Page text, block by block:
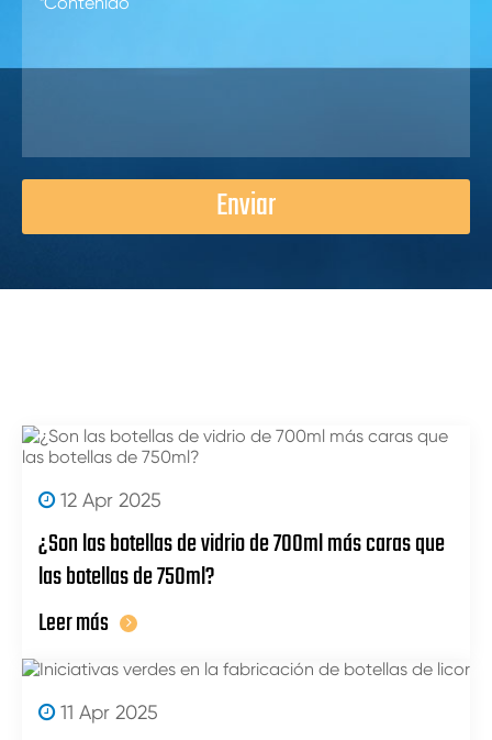
Enviar
12 Apr 2025
¿Son las botellas de vidrio de 700ml más caras que
las botellas de 750ml?
Leer más
11 Apr 2025